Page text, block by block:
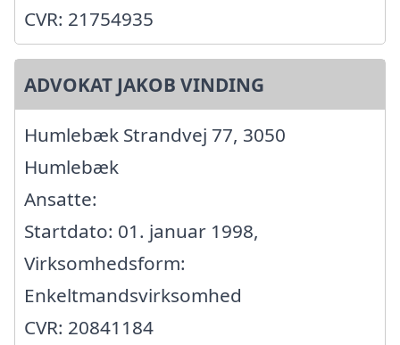
CVR: 21754935
ADVOKAT JAKOB VINDING
Humlebæk Strandvej 77, 3050
Humlebæk
Ansatte:
Startdato: 01. januar 1998,
Virksomhedsform:
Enkeltmandsvirksomhed
CVR: 20841184